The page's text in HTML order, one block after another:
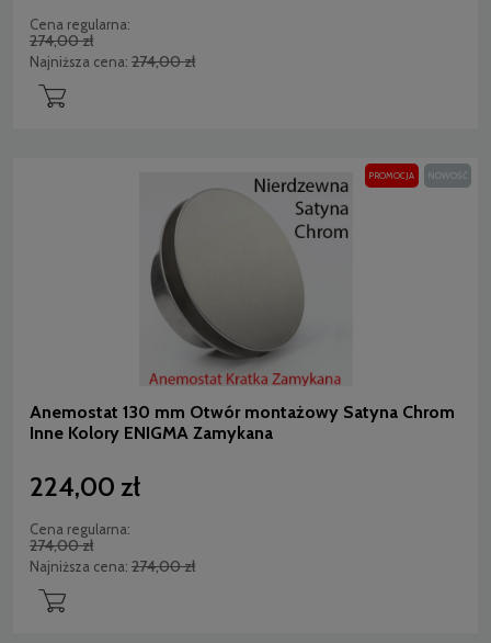
Cena regularna:
274,00 zł
Najniższa cena: 274,00 zł
Anemostat 130 mm Otwór montażowy Satyna Chrom
Inne Kolory ENIGMA Zamykana
224,00 zł
Cena regularna:
274,00 zł
Najniższa cena: 274,00 zł
PROMOCJA NOWOŚĆ